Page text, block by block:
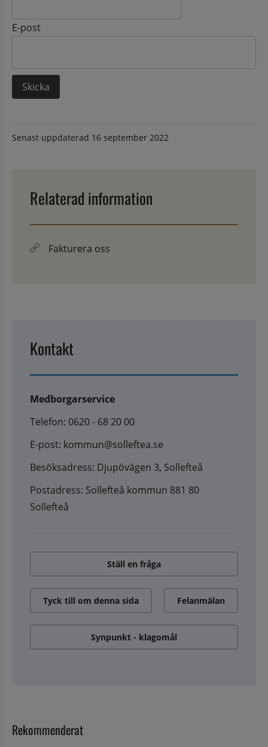
E-post
Senast uppdaterad 16 september 2022
Relaterad information
Fakturera oss
Kontakt
Medborgarservice
Telefon: 0620 - 68 20 00
E-post: kommun@solleftea.se
Besöksadress: Djupövägen 3, Sollefteå
Postadress: Sollefteå kommun 881 80
Sollefteå
Ställ en fråga
Tyck till om denna sida Felanmälan
Synpunkt - klagomål
Rekommenderat